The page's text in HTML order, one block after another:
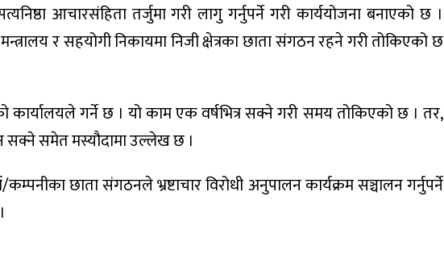
आचारसंहिता तर्जुमा गरी लागु गर्नुपर्ने गरी कार्ययोजना बनाएको छ ।
र सहयोगी निकायमा निजी क्षेत्रका छाता संगठन रहने गरी तोकिएको छ
कार्यालयले गर्ने छ । यो काम एक वर्षभित्र सक्ने गरी समय तोकिएको छ । तर,
समेत मस्यौदामा उल्लेख छ ।
छाता संगठनले भ्रष्टाचार विरोधी अनुपालन कार्यक्रम सञ्चालन गर्नुपर्ने